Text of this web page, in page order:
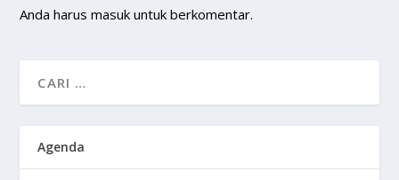
Anda harusmasuk untuk berkomentar.
Agenda